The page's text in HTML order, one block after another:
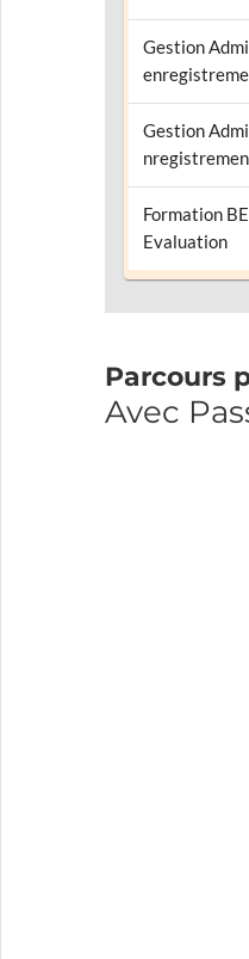
Gestion
Gestion
Formation BE
Evaluation
Parcours
Avec